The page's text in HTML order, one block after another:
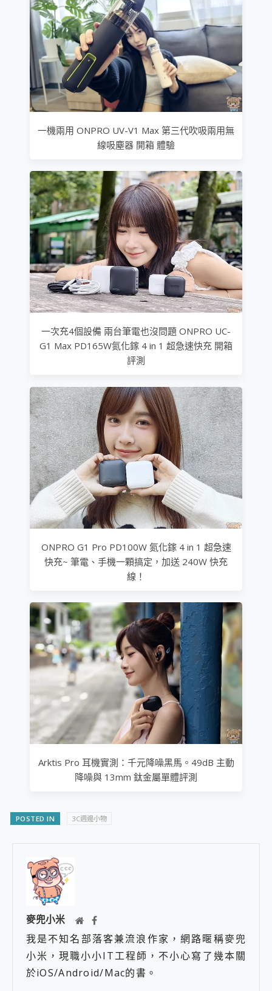
一機兩用 ONPRO UV-V1 Max 第三代吹吸兩用無
線吸塵器 開箱 體驗
一次充4個設備 兩台筆電也沒問題 ONPRO UC-
G1 Max PD165W氮化鎵 4 in 1 超急速快充 開箱
評測
ONPRO G1 Pro PD100W 氮化鎵 4 in 1 超急速
快充~ 筆電、手機一顆搞定，加送 240W 快充
線！
Arktis Pro 耳機實測：千元降噪黑馬。49dB 主動
降噪與 13mm 鈦金屬單體評測
POSTED IN 3C週邊小物
麥兜小米
我是不知名部落客兼流浪作家，網路暱稱麥兜
小米，現職小小IT工程師，不小心寫了幾本關
於iOS/Android/Mac的書。